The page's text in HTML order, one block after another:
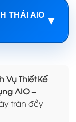
THÁI AIO ▼
Vụ Thiết Kế
AIO –
tràn đầy